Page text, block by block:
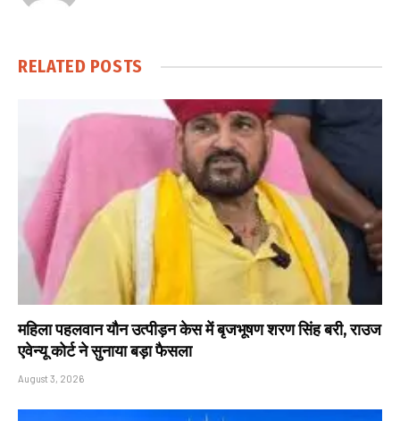
RELATED POSTS
महिला पहलवान यौन उत्पीड़न केस में बृजभूषण शरण सिंह बरी, राउज
एवेन्यू कोर्ट ने सुनाया बड़ा फैसला
August 3, 2026